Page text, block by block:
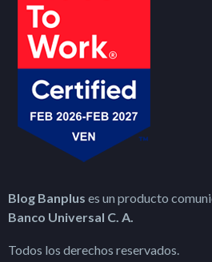
Blog Banplus es un producto
Banco Universal C. A.
Todos los derechos reservados.